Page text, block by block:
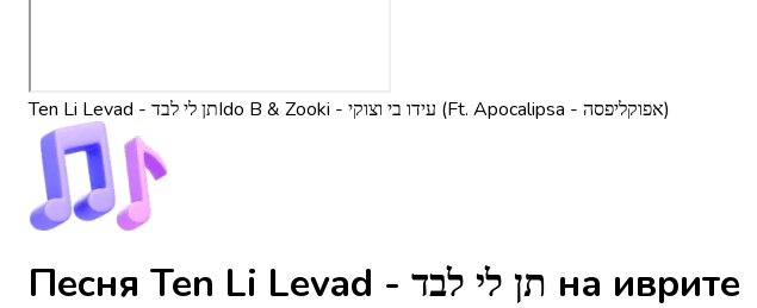
Ten Li Levad - תן לי לבד Ido B & Zooki - עידו בי וצוקי (Ft. Apocalipsa - אפוקליפסה)
Песня Ten Li Levad - תן לי לבד на иврите